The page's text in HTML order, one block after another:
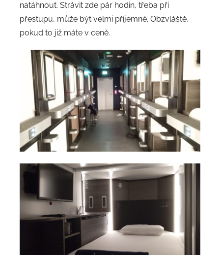
natáhnout. Strávit zde pár hodin, třeba při
přestupu, může být velmi příjemné. Obzvláště,
pokud to již máte v ceně.